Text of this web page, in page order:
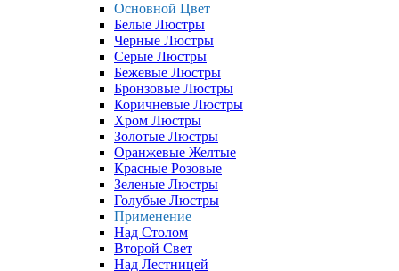
Основной Цвет
Белые Люстры
Черные Люстры
Серые Люстры
Бежевые Люстры
Бронзовые Люстры
Коричневые Люстры
Хром Люстры
Золотые Люстры
Оранжевые Желтые
Красные Розовые
Зеленые Люстры
Голубые Люстры
Применение
Над Столом
Второй Свет
Над Лестницей